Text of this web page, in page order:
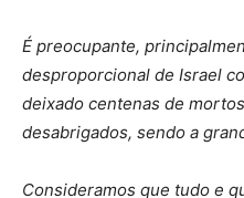
É preocupante,
desproporcional de Israel
deixado centenas de
desabrigados, sendo a
Consideramos que tudo e